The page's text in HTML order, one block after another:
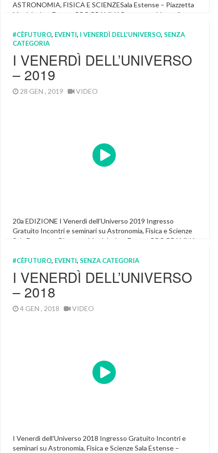
ASTRONOMIA, FISICA E SCIENZESala Estense – Piazzetta
Municipale – Ferrara PROGRAMMAProgramma Venerdì
Municipale – Ferrara INGRESSO GRATUITO Segui la diretta
streaming I filmati dell’edizione attuale e di quelle passate
sono disponibili sul nostro canale YouTube I Venerdì
dell’Universo 2020 17 […]
Featured ,Venerdi Dell'universo Youtube
#CÈFUTURO, EVENTI, I VENERDÌ DELL'UNIVERSO, SENZA
CATEGORIA
I VENERDÌ DELL’UNIVERSO
– 2019
28 GEN , 2019 VIDEO
20a EDIZIONE I Venerdì dell’Universo 2019 Ingresso
Gratuito Incontri e seminari su Astronomia, Fisica e Scienze
Sala Estense – Piazzetta Municipale – Ferrara PROGRAMMA
Municipale – Ferrara INGRESSO GRATUITO Segui la diretta
streaming I filmati dell’edizione attuale e di quelle passate
sono disponibili sul nostro canale YouTube I Venerdì […]
Featured ,Venerdi Dell'universo Youtube
#CÈFUTURO, EVENTI, SENZA CATEGORIA
I VENERDÌ DELL’UNIVERSO
– 2018
4 GEN , 2018 VIDEO
I Venerdì dell'Universo 2018 Ingresso Gratuito Incontri e
seminari su Astronomia, Fisica e Scienze Sala Estense –